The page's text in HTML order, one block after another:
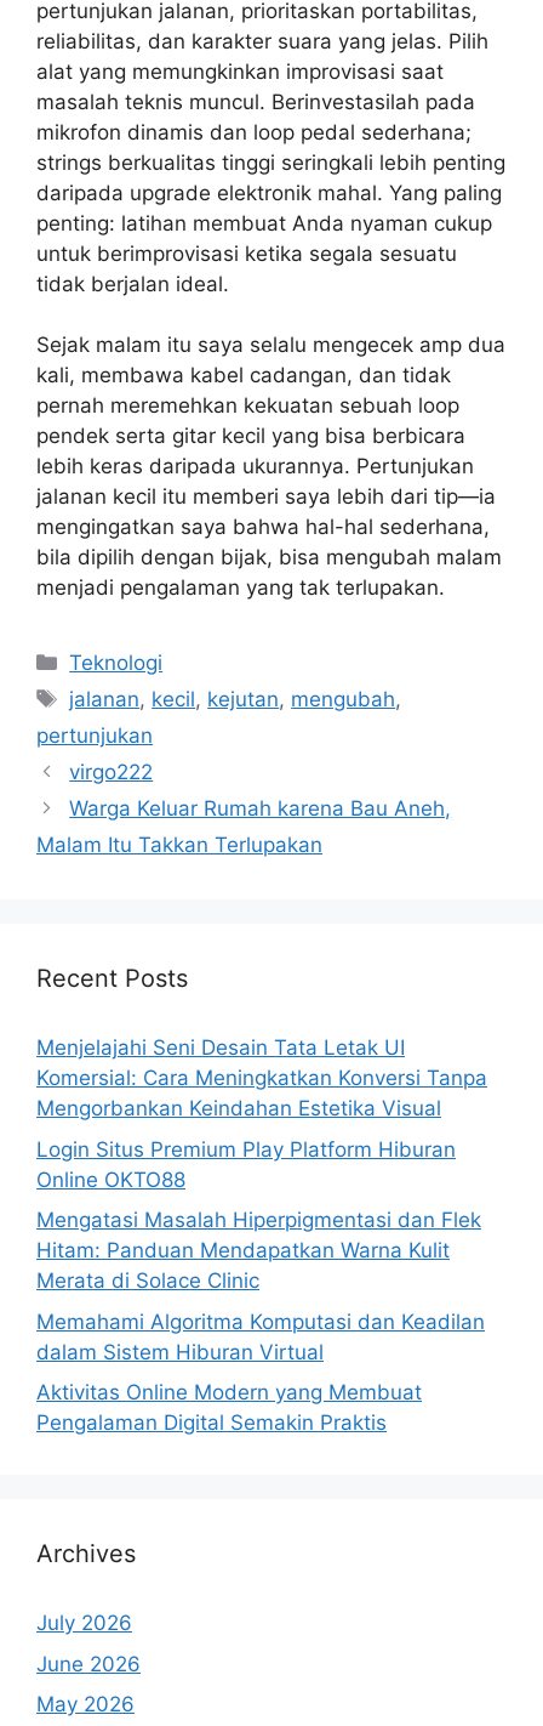
pertunjukan jalanan, prioritaskan portabilitas,
reliabilitas, dan karakter suara yang jelas. Pilih
alat yang memungkinkan improvisasi saat
masalah teknis muncul. Berinvestasilah pada
mikrofon dinamis dan loop pedal sederhana;
strings berkualitas tinggi seringkali lebih penting
daripada upgrade elektronik mahal. Yang paling
penting: latihan membuat Anda nyaman cukup
untuk berimprovisasi ketika segala sesuatu
tidak berjalan ideal.
Sejak malam itu saya selalu mengecek amp dua
kali, membawa kabel cadangan, dan tidak
pernah meremehkan kekuatan sebuah loop
pendek serta gitar kecil yang bisa berbicara
lebih keras daripada ukurannya. Pertunjukan
jalanan kecil itu memberi saya lebih dari tip—ia
mengingatkan saya bahwa hal-hal sederhana,
bila dipilih dengan bijak, bisa mengubah malam
menjadi pengalaman yang tak terlupakan.
Categories
Teknologi
Tags
jalanan, kecil, kejutan, mengubah,
pertunjukan
virgo222
Warga Keluar Rumah karena Bau Aneh,
Malam Itu Takkan Terlupakan
Recent Posts
Menjelajahi Seni Desain Tata Letak UI
Komersial: Cara Meningkatkan Konversi Tanpa
Mengorbankan Keindahan Estetika Visual
Login Situs Premium Play Platform Hiburan
Online OKTO88
Mengatasi Masalah Hiperpigmentasi dan Flek
Hitam: Panduan Mendapatkan Warna Kulit
Merata di Solace Clinic
Memahami Algoritma Komputasi dan Keadilan
dalam Sistem Hiburan Virtual
Aktivitas Online Modern yang Membuat
Pengalaman Digital Semakin Praktis
Archives
July 2026
June 2026
May 2026